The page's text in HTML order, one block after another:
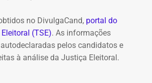
no DivulgaCand, portal do
(TSE). As informações
pelos candidatos e
à análise da Justiça Eleitoral.